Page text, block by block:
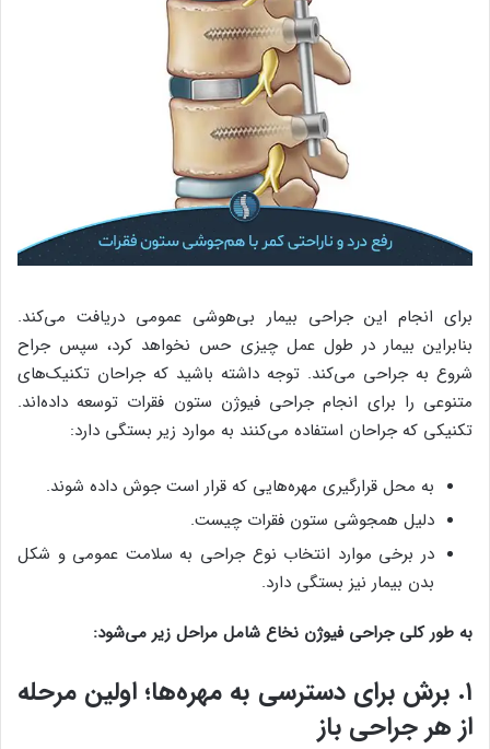
برای انجام این جراحی بیمار بی‌هوشی عمومی دریافت می‌کند.
بنابراین بیمار در طول عمل چیزی حس نخواهد کرد، سپس جراح
شروع به جراحی می‌کند. توجه داشته باشید که جراحان تکنیک‌های
متنوعی را برای انجام جراحی فیوژن ستون فقرات توسعه داده‌اند.
تکنیکی که جراحان استفاده می‌کنند به موارد زیر بستگی دارد:
به محل قرارگیری مهره‌هایی که قرار است جوش داده شوند.
دلیل همجوشی ستون فقرات چیست.
در برخی موارد انتخاب نوع جراحی به سلامت عمومی و شکل
بدن بیمار نیز بستگی دارد.
به طور کلی جراحی فیوژن نخاع شامل مراحل زیر می‌شود:
۱. برش برای دسترسی به مهره‌ها؛ اولین مرحله
از هر جراحی باز